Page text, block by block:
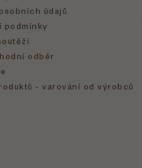
údajů
podmínky
odběr
- varování od výrobců